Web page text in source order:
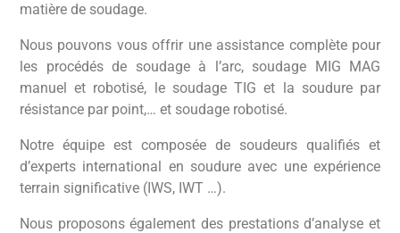
matière de soudage.
Nous pouvons vous offrir une assistance complète pour
les procédés de soudage à l’arc, soudage MIG MAG
manuel et robotisé, le soudage TIG et la soudure par
résistance par point,… et soudage robotisé.
Notre équipe est composée de soudeurs qualifiés et
d’experts international en soudure avec une expérience
terrain significative (IWS, IWT …).
Nous proposons également des prestations d’analyse et